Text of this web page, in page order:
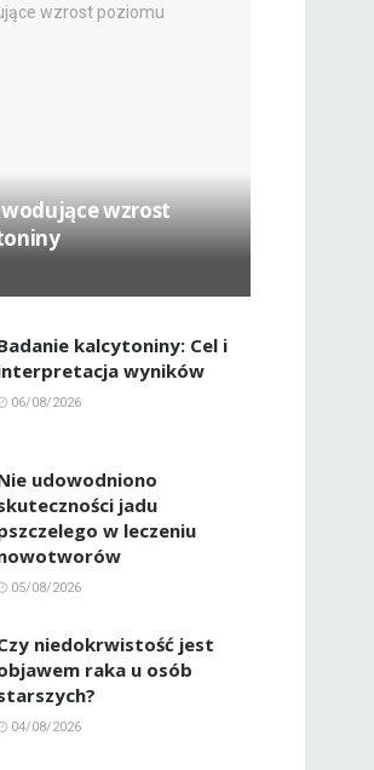
wzrost
kalcytoniny: Cel i
wyników
06/08/2026
udowodniono
jadu
w leczeniu
05/08/2026
niedokrwistość jest
raka u osób
04/08/2026